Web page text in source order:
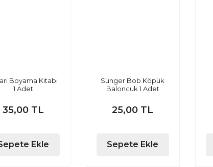
Boyama Kitabı
1 Adet
35,00 TL
Ekle
Sünger Bob Köpük
Baloncuk 1 Adet
25,00 TL
Sepete Ekle